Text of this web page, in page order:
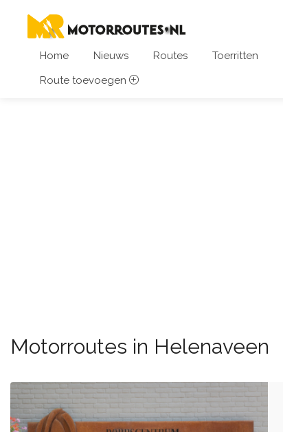
Home Nieuws Routes Toerritten
Route toevoegen
Motorroutes in Helenaveen